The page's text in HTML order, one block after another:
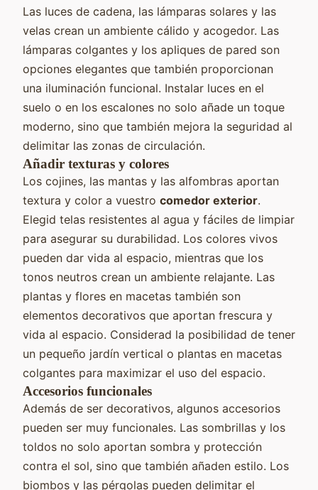
Las luces de cadena, las lámparas solares y las
velas crean un ambiente cálido y acogedor. Las
lámparas colgantes y los apliques de pared son
opciones elegantes que también proporcionan
una iluminación funcional. Instalar luces en el
suelo o en los escalones no solo añade un toque
moderno, sino que también mejora la seguridad al
delimitar las zonas de circulación.
Añadir texturas y colores
Los cojines, las mantas y las alfombras aportan
textura y color a vuestro comedor exterior.
Elegid telas resistentes al agua y fáciles de limpiar
para asegurar su durabilidad. Los colores vivos
pueden dar vida al espacio, mientras que los
tonos neutros crean un ambiente relajante. Las
plantas y flores en macetas también son
elementos decorativos que aportan frescura y
vida al espacio. Considerad la posibilidad de tener
un pequeño jardín vertical o plantas en macetas
colgantes para maximizar el uso del espacio.
Accesorios funcionales
Además de ser decorativos, algunos accesorios
pueden ser muy funcionales. Las sombrillas y los
toldos no solo aportan sombra y protección
contra el sol, sino que también añaden estilo. Los
biombos y las pérgolas pueden delimitar el